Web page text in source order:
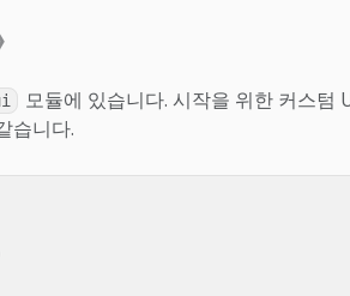
모듈에 있습니다. 시작을 위한 커스텀
습니다.